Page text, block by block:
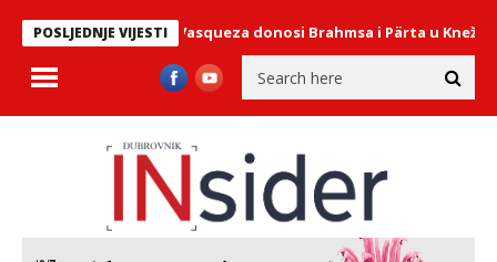
POSLJEDNJE VIJESTI
Christiana Vasqueza donosi Brahmsa i Pärta u Knežev dvor